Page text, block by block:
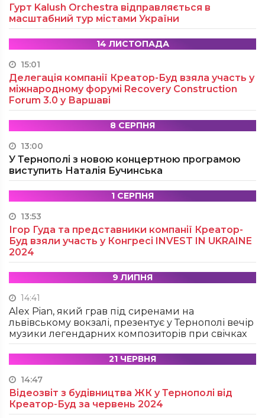
Гурт Kalush Orchestra відправляється в
масштабний тур містами України
14 ЛИСТОПАДА
15:01
Делегація компанії Креатор-Буд взяла участь у
міжнародному форумі Recovery Construction
Forum 3.0 у Варшаві
8 СЕРПНЯ
13:00
У Тернополі з новою концертною програмою
виступить Наталія Бучинська
1 СЕРПНЯ
13:53
Ігор Гуда та представники компанії Креатор-
Буд взяли участь у Конгресі INVEST IN UKRAINE
2024
9 ЛИПНЯ
14:41
Alex Pian, який грав під сиренами на
львівському вокзалі, презентує у Тернополі вечір
музики легендарних композиторів при свічках
21 ЧЕРВНЯ
14:47
Відеозвіт з будівництва ЖК у Тернополі від
Креатор-Буд за червень 2024